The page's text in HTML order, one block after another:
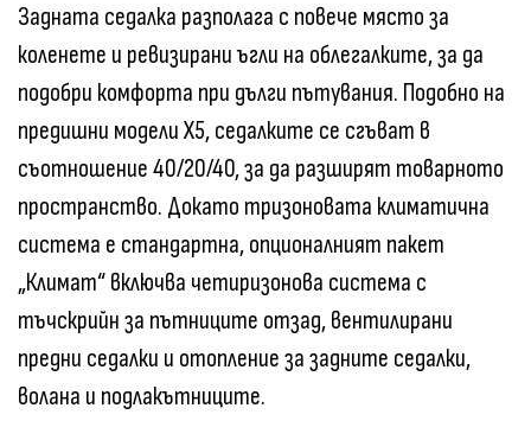
Задната седалка разполага с повече място за
коленете и ревизирани ъгли на облегалките, за да
подобри комфорта при дълги пътувания. Подобно на
предишни модели X5, седалките се сгъват в
съотношение 40/20/40, за да разширят товарното
пространство. Докато тризоновата климатична
система е стандартна, опционалният пакет
„Климат“ включва четиризонова система с
тъчскрийн за пътниците отзад, вентилирани
предни седалки и отопление за задните седалки,
волана и подлакътниците.